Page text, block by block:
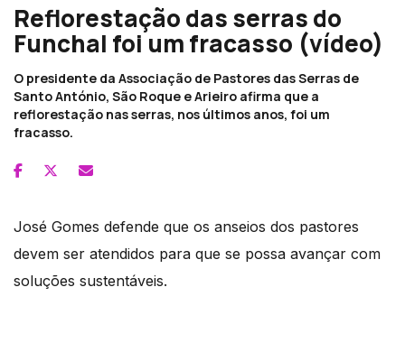
Reflorestação das serras do
Funchal foi um fracasso (vídeo)
O presidente da Associação de Pastores das Serras de
Santo António, São Roque e Arieiro afirma que a
reflorestação nas serras, nos últimos anos, foi um
fracasso.
José Gomes defende que os anseios dos pastores
devem ser atendidos para que se possa avançar com
soluções sustentáveis.